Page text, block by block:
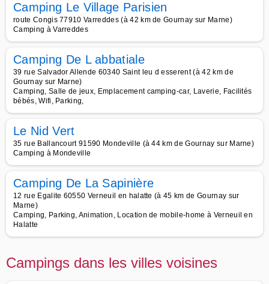
Camping Le Village Parisien
route Congis 77910 Varreddes (à 42 km de Gournay sur Marne)
Camping à Varreddes
Camping De L abbatiale
39 rue Salvador Allende 60340 Saint leu d esserent (à 42 km de
Gournay sur Marne)
Camping, Salle de jeux, Emplacement camping-car, Laverie, Facilités
bébés, Wifi, Parking,
Le Nid Vert
35 rue Ballancourt 91590 Mondeville (à 44 km de Gournay sur Marne)
Camping à Mondeville
Camping De La Sapinière
12 rue Egalite 60550 Verneuil en halatte (à 45 km de Gournay sur
Marne)
Camping, Parking, Animation, Location de mobile-home à Verneuil en
Halatte
Campings dans les villes voisines